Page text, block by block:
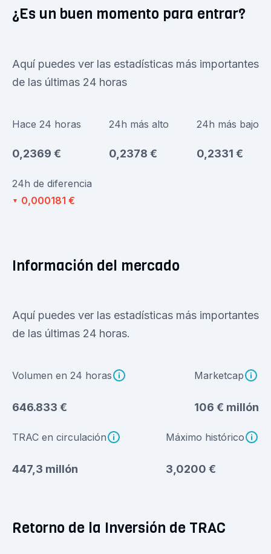
¿Es un buen momento para entrar?
Aquí puedes ver las estadísticas más importantes
de las últimas 24 horas
Hace 24 horas
0,2369 €
24h más alto
0,2378 €
24h más bajo
0,2331 €
24h de diferencia
▼ 0,000181 €
Información del mercado
Aquí puedes ver las estadísticas más importantes
de las últimas 24 horas.
Volumen en 24 horas
646.833 €
Marketcap
106 € millón
TRAC en circulación
447,3 millón
Máximo histórico
3,0200 €
Retorno de la Inversión de TRAC